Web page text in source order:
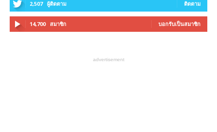
2,507 ผู้ติดตาม ติดตาม
14,700 สมาชิก บอกรับเป็นสมาชิก
advertisement